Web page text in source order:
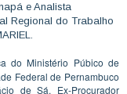
e Analista
Regional do Trabalho
do Ministério Púbico de
Federal de Pernambuco
de Sá. Ex-Procurador